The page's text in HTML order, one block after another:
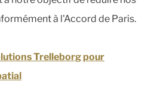
à l'Accord de Paris.
Trelleborg pour